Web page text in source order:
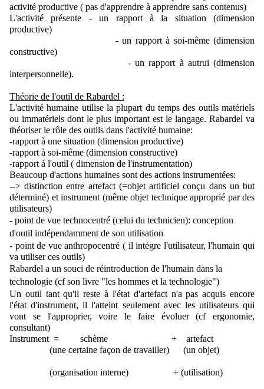
activité productive ( pas d'apprendre à apprendre sans contenus)
L'activité présente - un rapport à la situation (dimension
productive)
- un rapport à soi-même (dimension
constructive)
- un rapport à autrui (dimension
interpersonnelle).
Théorie de l'outil de Rabardel :
L'activité humaine utilise la plupart du temps des outils matériels
ou immatériels dont le plus important est le langage. Rabardel va
théoriser le rôle des outils dans l'activité humaine:
-rapport à une situation (dimension productive)
-rapport à soi-même (dimension constructive)
-rapport à l'outil ( dimension de l'instrumentation)
Beaucoup d'actions humaines sont des actions instrumentées:
--> distinction entre artefact (=objet artificiel conçu dans un but
déterminé) et instrument (même objet technique approprié par des
utilisateurs)
- point de vue technocentré (celui du technicien): conception
d'outil indépendamment de son utilisation
- point de vue anthropocentré ( il intègre l'utilisateur, l'humain qui
va utiliser ces outils)
Rabardel a un souci de réintroduction de l'humain dans la
technologie (cf son livre "les hommes et la technologie")
Un outil tant qu'il reste à l'état d'artefact n'a pas acquis encore
l'état d'instrument, il l'atteint seulement avec les utilisateurs qui
vont se l'approprier, voire le faire évoluer (cf ergonomie,
consultant)
Instrument  =         schème                           +    artefact
(une certaine façon de travailler)      (un objet)
(organisation interne)                   + (utilisation)